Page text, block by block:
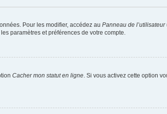
Pour les modifier, accédez au Panneau de l’utilisateur
paramètres et préférences de votre compte.
Cacher mon statut en ligne . Si vous activez cette option